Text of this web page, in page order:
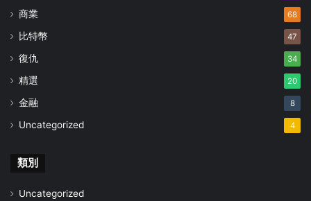
商業 68
比特幣 47
復仇 34
精選 20
金融 8
Uncategorized 4
類別
Uncategorized